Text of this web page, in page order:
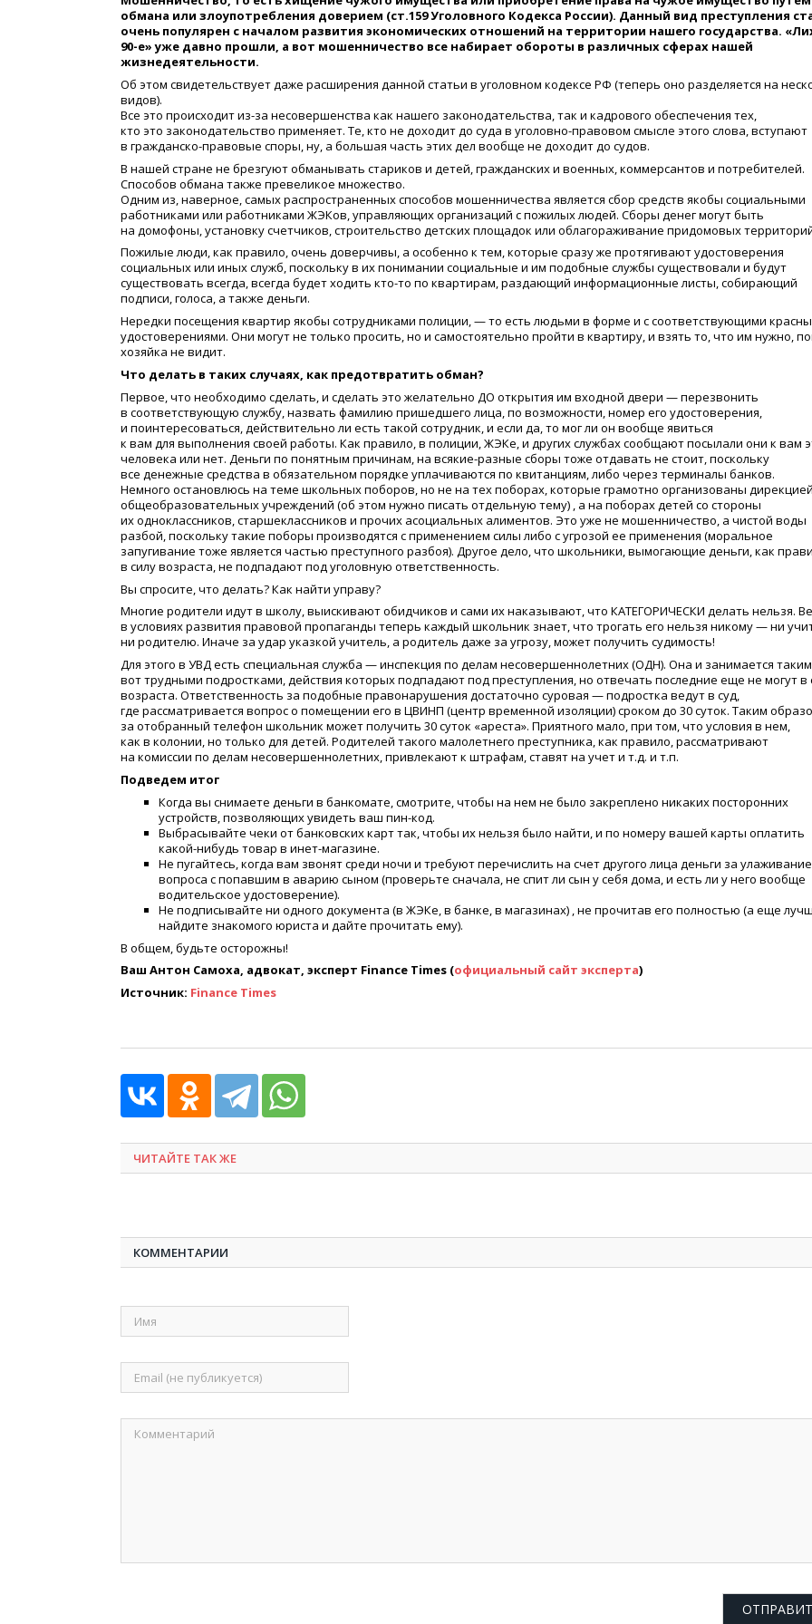
обмана или злоупотребления доверием (ст.159 Уголовного Кодекса России). Данный вид преступления
очень популярен с началом развития экономических отношений на территории нашего государства. «
90-е» уже давно прошли, а вот мошенничество все набирает обороты в различных сферах нашей
жизнедеятельности.
Об этом свидетельствует даже расширения данной статьи в уголовном кодексе РФ (теперь оно разделяется на
видов).
Все это происходит из-за несовершенства как нашего законодательства, так и кадрового обеспечения тех,
кто это законодательство применяет. Те, кто не доходит до суда в уголовно-правовом смысле этого слова, вступают
в гражданско-правовые споры, ну, а большая часть этих дел вообще не доходит до судов.
В нашей стране не брезгуют обманывать стариков и детей, гражданских и военных, коммерсантов и потребителей.
Способов обмана также превеликое множество.
Одним из, наверное, самых распространенных способов мошенничества является сбор средств якобы социальными
работниками или работниками ЖЭКов, управляющих организаций с пожилых людей. Сборы денег могут быть
на домофоны, установку счетчиков, строительство детских площадок или облагораживание придомовых
Пожилые люди, как правило, очень доверчивы, а особенно к тем, которые сразу же протягивают удостоверения
социальных или иных служб, поскольку в их понимании социальные и им подобные службы существовали и будут
существовать всегда, всегда будет ходить кто-то по квартирам, раздающий информационные листы, собирающий
подписи, голоса, а также деньги.
Нередки посещения квартир якобы сотрудниками полиции, — то есть людьми в форме и с соответствующими
удостоверениями. Они могут не только просить, но и самостоятельно пройти в квартиру, и взять то, что им нужно,
хозяйка не видит.
Что делать в таких случаях, как предотвратить обман?
Первое, что необходимо сделать, и сделать это желательно ДО открытия им входной двери — перезвонить
в соответствующую службу, назвать фамилию пришедшего лица, по возможности, номер его удостоверения,
и поинтересоваться, действительно ли есть такой сотрудник, и если да, то мог ли он вообще явиться
к вам для выполнения своей работы. Как правило, в полиции, ЖЭКе, и других службах сообщают посылали они к вам
человека или нет. Деньги по понятным причинам, на всякие-разные сборы тоже отдавать не стоит, поскольку
все денежные средства в обязательном порядке уплачиваются по квитанциям, либо через терминалы банков.
Немного остановлюсь на теме школьных поборов, но не на тех поборах, которые грамотно организованы
общеобразовательных учреждений (об этом нужно писать отдельную тему) , а на поборах детей со стороны
их одноклассников, старшеклассников и прочих асоциальных алиментов. Это уже не мошенничество, а чистой воды
разбой, поскольку такие поборы производятся с применением силы либо с угрозой ее применения (моральное
запугивание тоже является частью преступного разбоя). Другое дело, что школьники, вымогающие деньги, как
в силу возраста, не подпадают под уголовную ответственность.
Вы спросите, что делать? Как найти управу?
Многие родители идут в школу, выискивают обидчиков и сами их наказывают, что КАТЕГОРИЧЕСКИ делать нельзя.
в условиях развития правовой пропаганды теперь каждый школьник знает, что трогать его нельзя никому — ни
ни родителю. Иначе за удар указкой учитель, а родитель даже за угрозу, может получить судимость!
Для этого в УВД есть специальная служба — инспекция по делам несовершеннолетних(ОДН). Она и занимается
вот трудными подростками, действия которых подпадают под преступления, но отвечать последние еще не могут в
возраста. Ответственность за подобные правонарушения достаточно суровая — подростка ведут в суд,
где рассматривается вопрос о помещении его в ЦВИНП (центр временной изоляции) сроком до 30 суток. Таким
за отобранный телефон школьник может получить 30 суток «ареста». Приятного мало, при том, что условия в нем,
как в колонии, но только для детей. Родителей такого малолетнего преступника, как правило, рассматривают
на комиссии по делам несовершеннолетних, привлекают к штрафам, ставят на учет и т.д. и т.п.
Подведем итог
Когда вы снимаете деньги в банкомате, смотрите, чтобы на нем не было закреплено никаких посторонних
устройств, позволяющих увидеть ваш пин-код.
Выбрасывайте чеки от банковских карт так, чтобы их нельзя было найти, и по номеру вашей карты оплатить
какой-нибудь товар в инет-магазине.
Не пугайтесь, когда вам звонят среди ночи и требуют перечислить на счет другого лица деньги за улаживание
вопроса с попавшим в аварию сыном (проверьте сначала, не спит ли сын у себя дома, и есть ли у него вообще
водительское удостоверение).
Не подписывайте ни одного документа (в ЖЭКе, в банке, в магазинах) , не прочитав его полностью (а еще
найдите знакомого юриста и дайте прочитать ему).
В общем, будьте осторожны!
Ваш Антон Самоха, адвокат, эксперт Finance Times (официальный сайт эксперта)
Источник: Finance Times
ЧИТАЙТЕ ТАК ЖЕ
КОММЕНТАРИИ